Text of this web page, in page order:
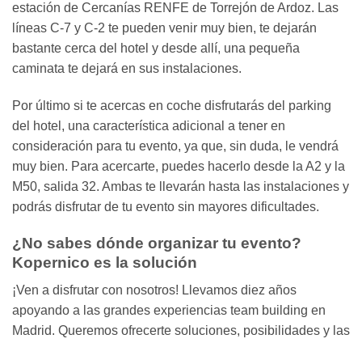
estación de Cercanías RENFE de Torrejón de Ardoz. Las
líneas C-7 y C-2 te pueden venir muy bien, te dejarán
bastante cerca del hotel y desde allí, una pequeña
caminata te dejará en sus instalaciones.
Por último si te acercas en coche disfrutarás del parking
del hotel, una característica adicional a tener en
consideración para tu evento, ya que, sin duda, le vendrá
muy bien. Para acercarte, puedes hacerlo desde la A2 y la
M50, salida 32. Ambas te llevarán hasta las instalaciones y
podrás disfrutar de tu evento sin mayores dificultades.
¿No sabes dónde organizar tu evento?
Kopernico es la solución
¡Ven a disfrutar con nosotros! Llevamos diez años
apoyando a las grandes experiencias team building en
Madrid. Queremos ofrecerte soluciones, posibilidades y las